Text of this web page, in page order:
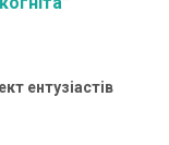
ентузіастів